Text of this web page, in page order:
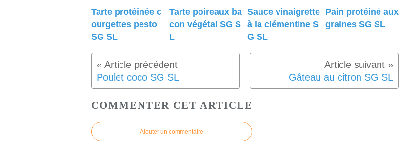
Tarte protéinée c
ourgettes pesto
SG SL
Tarte poireaux ba
con végétal SG S
L
Sauce vinaigrette
à la clémentine S
G SL
Pain protéiné aux
graines SG SL
Poulet coco SG SL Gâteau au citron SG SL
COMMENTER CET ARTICLE
Ajouter un commentaire